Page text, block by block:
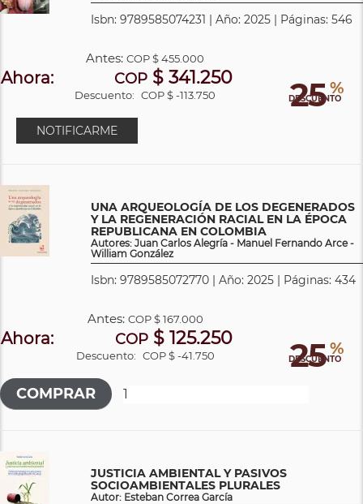
Isbn: 9789585074231 | Año: 2025 | Páginas: 546
25 %
DESCUENTO
Antes:COP$ 455.000
Ahora: COP $ 341.250
Descuento: COP $ -113.750
NOTIFICARME
UNA ARQUEOLOGÍA DE LOS DEGENERADOS
Y LA REGENERACIÓN RACIAL EN LA ÉPOCA
REPUBLICANA EN COLOMBIA
Autores: Juan Carlos Alegría - Manuel Fernando Arce -
William González
Isbn: 9789585072770 | Año: 2025 | Páginas: 434
25 %
DESCUENTO
Antes: COP$ 167.000
Ahora: COP$ 125.250
Descuento: COP $ -41.750
JUSTICIA AMBIENTAL Y PASIVOS
SOCIOAMBIENTALES PLURALES
Autor: Esteban Correa García